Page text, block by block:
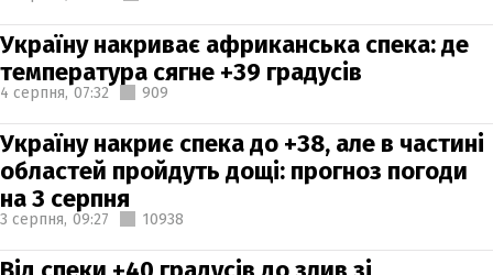
Україну накриває африканська спека: де
температура сягне +39 градусів
4 серпня, 07:32 909
Україну накриє спека до +38, але в частині
областей пройдуть дощі: прогноз погоди
на 3 серпня
3 серпня, 09:27 10938